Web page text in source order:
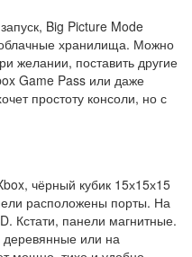
Big Picture Mode
хранилища. Можно
желании, поставить другие
Game Pass или даже
простоту консоли, но с
чёрный кубик 15х15х15
расположены порты. На
Кстати, панели магнитные.
или на